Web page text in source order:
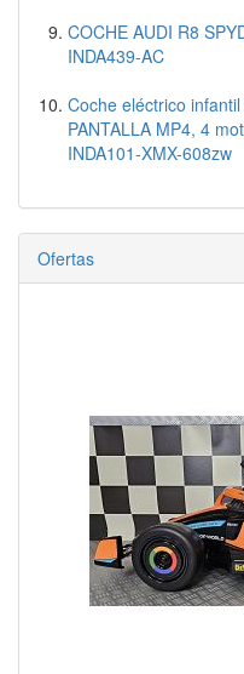
COCHE AUDI R8
INDA439-AC
Coche eléctrico
PANTALLA MP4, 4
INDA101-XMX-608zw
Ofertas